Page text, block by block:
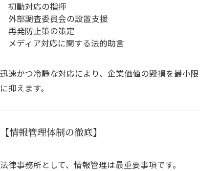
初動対応の指揮
外部調査委員会の設置支援
再発防止策の策定
メディア対応に関する法的助言
迅速かつ冷静な対応により、企業価値の毀損を最小限
に抑えます。
【情報管理体制の徹底】
法律事務所として、情報管理は最重要事項です。